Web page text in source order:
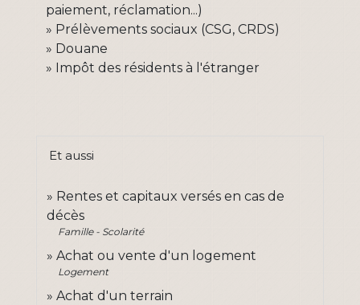
paiement, réclamation...)
Prélèvements sociaux (CSG, CRDS)
Douane
Impôt des résidents à l'étranger
Et aussi
Rentes et capitaux versés en cas de
décès
Famille - Scolarité
Achat ou vente d'un logement
Logement
Achat d'un terrain